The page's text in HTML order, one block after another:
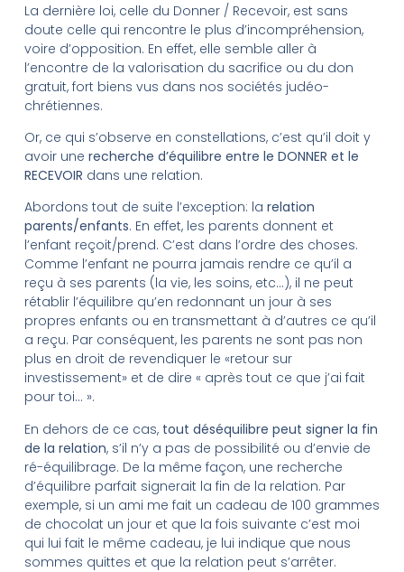
La dernière loi, celle du Donner / Recevoir, est sans
doute celle qui rencontre le plus d’incompréhension,
voire d’opposition. En effet, elle semble aller à
l’encontre de la valorisation du sacrifice ou du don
gratuit, fort biens vus dans nos sociétés judéo-
chrétiennes.
Or, ce qui s’observe en constellations, c’est qu’il doit y
avoir une recherche d’équilibre entre le DONNER et le
RECEVOIR dans une relation.
Abordons tout de suite l’exception: la relation
parents/enfants. En effet, les parents donnent et
l’enfant reçoit/prend. C’est dans l’ordre des choses.
Comme l’enfant ne pourra jamais rendre ce qu’il a
reçu à ses parents (la vie, les soins, etc…), il ne peut
rétablir l’équilibre qu’en redonnant un jour à ses
propres enfants ou en transmettant à d’autres ce qu’il
a reçu. Par conséquent, les parents ne sont pas non
plus en droit de revendiquer le «retour sur
investissement» et de dire « après tout ce que j’ai fait
pour toi… ».
En dehors de ce cas, tout déséquilibre peut signer la fin
de la relation, s’il n’y a pas de possibilité ou d’envie de
ré-équilibrage. De la même façon, une recherche
d’équilibre parfait signerait la fin de la relation. Par
exemple, si un ami me fait un cadeau de 100 grammes
de chocolat un jour et que la fois suivante c’est moi
qui lui fait le même cadeau, je lui indique que nous
sommes quittes et que la relation peut s’arrêter.